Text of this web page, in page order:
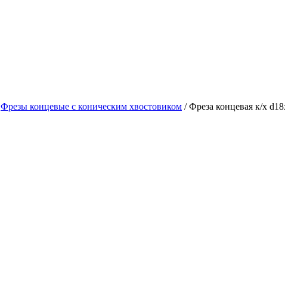
Фрезы концевые с коническим хвостовиком / Фреза концевая к/х